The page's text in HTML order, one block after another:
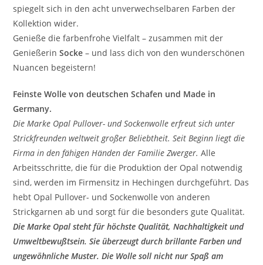
spiegelt sich in den acht unverwechselbaren Farben der
Kollektion wider.
Genieße die farbenfrohe Vielfalt – zusammen mit der
GenießerinSocke – und lass dich von den wunderschönen
Nuancen begeistern!
Feinste Wolle von deutschen Schafen und Made in
Germany.
Die Marke Opal Pullover- und Sockenwolle erfreut sich unter
Strickfreunden weltweit großer Beliebtheit. Seit Beginn liegt die
Firma in den fähigen Händen der Familie Zwerger. Alle
Arbeitsschritte, die für die Produktion der Opal notwendig
sind, werden im Firmensitz in Hechingen durchgeführt. Das
hebt Opal Pullover- und Sockenwolle von anderen
Strickgarnen ab und sorgt für die besonders gute Qualität.
Die Marke Opal steht für höchste Qualität, Nachhaltigkeit und
Umweltbewußtsein. Sie überzeugt durch brillante Farben und
ungewöhnliche Muster. Die Wolle soll nicht nur Spaß am